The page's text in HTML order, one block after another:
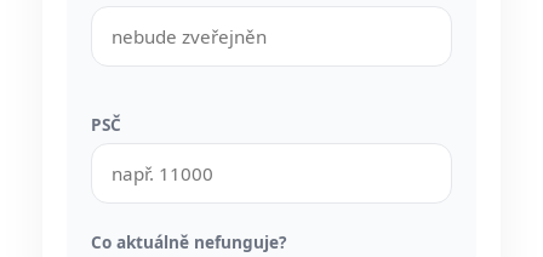
PSČ
Co aktuálně nefunguje?